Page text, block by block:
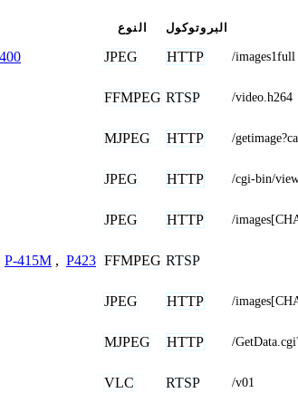
النوع البروتوكول
JPEG HTTP /images1full
FFMPEG RTSP /video.h264
MJPEG HTTP /
JPEG HTTP /cgi-bin/
JPEG HTTP /
P-415M , P423 FFMPEG RTSP
JPEG HTTP /
MJPEG HTTP /
VLC RTSP /v01